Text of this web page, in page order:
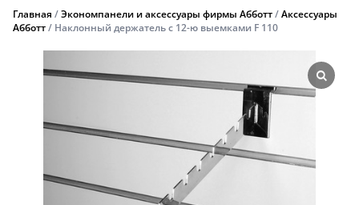
Главная /Экономпанели и аксессуары фирмы Абботт/Аксессуары
Абботт/ Наклонный держатель с 12-ю выемками F 110